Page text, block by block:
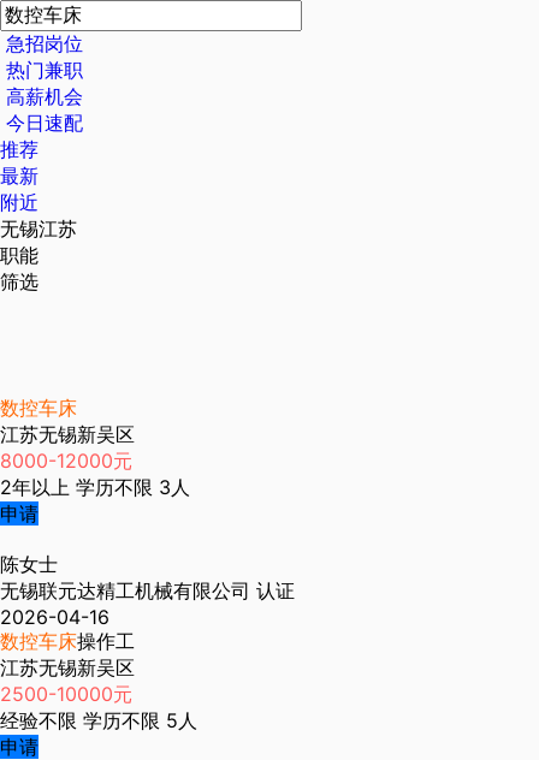
急招岗位
热门兼职
高薪机会
今日速配
推荐
最新
附近
无锡江苏
职能
筛选
数控车床
江苏无锡新吴区
8000-12000元
2年以上 学历不限 3人
申请
陈女士
无锡联元达精工机械有限公司 认证
2026-04-16
数控车床操作工
江苏无锡新吴区
2500-10000元
经验不限 学历不限 5人
申请